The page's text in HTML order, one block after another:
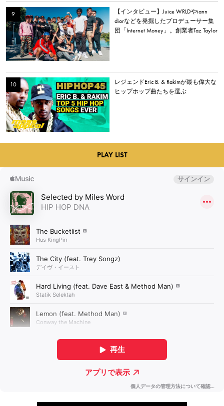
【インタビュー】Juice WRLDやiann
diorなどを発掘したプロデューサー集
団「Internet Money」。創業者Taz Taylor
レジェンドEric B. & Rakimが最も偉大な
ヒップホップ曲たちを選ぶ
PLAY LIST